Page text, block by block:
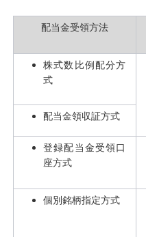
配当金受領方法
株式数比例配分方
式
配当金領収証方式
登録配当金受領口
座方式
個別銘柄指定方式